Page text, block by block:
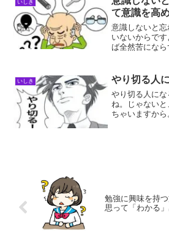
は、誰よりも
いしき
て意識を高
意識しないと
いないからで
ば全然苦にな
おいた方がいい
る理由意識し
いしき やり切る人
やり切る人に
ね。じゃない
ちゃいますか
勉強に興味を持
思って「わかる」